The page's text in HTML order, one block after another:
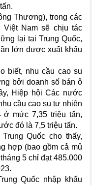
Thương), trong các
Nam sẽ chịu tác
lại tại Trung Quốc,
lớn được xuất khẩu
biết, nhu cầu cao su
bởi doanh số bán ô
Hiệp hội Các nước
cầu cao su tự nhiên
ở mức 7,35 triệu tấn,
đó là 7,5 triệu tấn.
Quốc cho thấy,
hợp (bao gồm cả mủ
5 chỉ đạt 485.000
Quốc nhập khẩu